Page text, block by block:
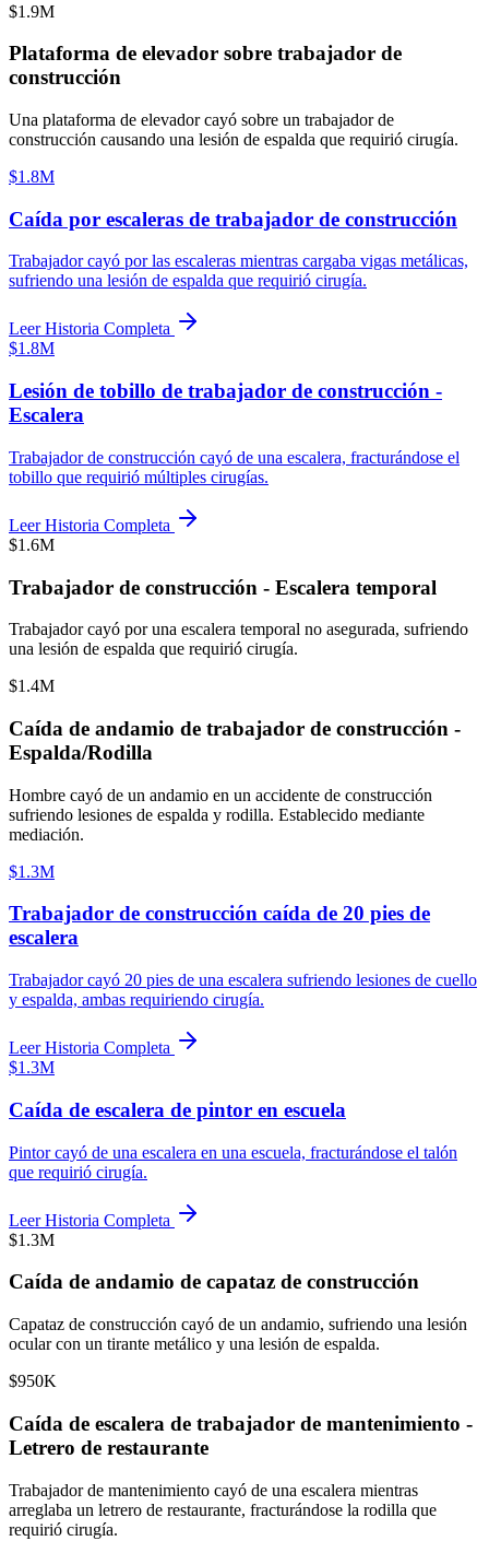
$1.9M
Plataforma de elevador sobre trabajador de
construcción
Una plataforma de elevador cayó sobre un trabajador de
construcción causando una lesión de espalda que requirió cirugía.
$1.8M
Caída por escaleras de trabajador de construcción
Trabajador cayó por las escaleras mientras cargaba vigas metálicas,
sufriendo una lesión de espalda que requirió cirugía.
Leer Historia Completa
$1.8M
Lesión de tobillo de trabajador de construcción -
Escalera
Trabajador de construcción cayó de una escalera, fracturándose el
tobillo que requirió múltiples cirugías.
Leer Historia Completa
$1.6M
Trabajador de construcción - Escalera temporal
Trabajador cayó por una escalera temporal no asegurada, sufriendo
una lesión de espalda que requirió cirugía.
$1.4M
Caída de andamio de trabajador de construcción -
Espalda/Rodilla
Hombre cayó de un andamio en un accidente de construcción
sufriendo lesiones de espalda y rodilla. Establecido mediante
mediación.
$1.3M
Trabajador de construcción caída de 20 pies de
escalera
Trabajador cayó 20 pies de una escalera sufriendo lesiones de cuello
y espalda, ambas requiriendo cirugía.
Leer Historia Completa
$1.3M
Caída de escalera de pintor en escuela
Pintor cayó de una escalera en una escuela, fracturándose el talón
que requirió cirugía.
Leer Historia Completa
$1.3M
Caída de andamio de capataz de construcción
Capataz de construcción cayó de un andamio, sufriendo una lesión
ocular con un tirante metálico y una lesión de espalda.
$950K
Caída de escalera de trabajador de mantenimiento -
Letrero de restaurante
Trabajador de mantenimiento cayó de una escalera mientras
arreglaba un letrero de restaurante, fracturándose la rodilla que
requirió cirugía.